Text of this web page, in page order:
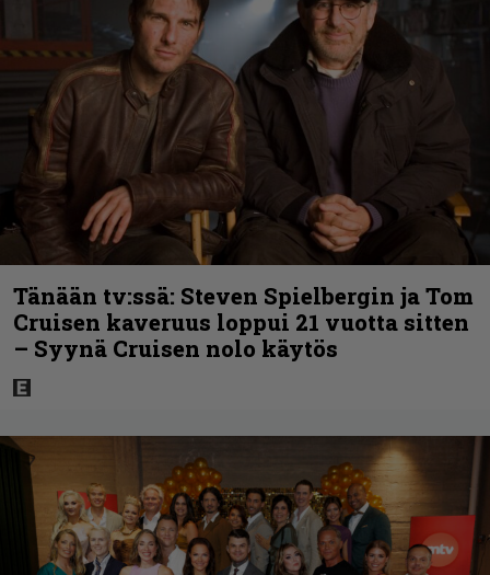
Tänään tv:ssä: Steven Spielbergin ja Tom
Cruisen kaveruus loppui 21 vuotta sitten
– Syynä Cruisen nolo käytös